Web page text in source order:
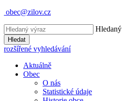
obec@zilov.cz
Hledat
rozšířené vyhledávání
Aktuálně
Obec
O nás
Statistické údaje